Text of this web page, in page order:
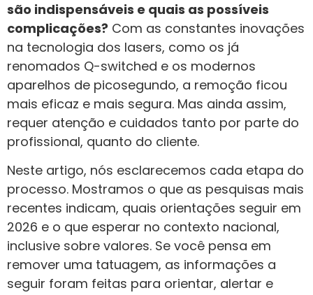
são indispensáveis e quais as possíveis
complicações? Com as constantes inovações
na tecnologia dos lasers, como os já
renomados Q-switched e os modernos
aparelhos de picosegundo, a remoção ficou
mais eficaz e mais segura. Mas ainda assim,
requer atenção e cuidados tanto por parte do
profissional, quanto do cliente.
Neste artigo, nós esclarecemos cada etapa do
processo. Mostramos o que as pesquisas mais
recentes indicam, quais orientações seguir em
2026 e o que esperar no contexto nacional,
inclusive sobre valores. Se você pensa em
remover uma tatuagem, as informações a
seguir foram feitas para orientar, alertar e